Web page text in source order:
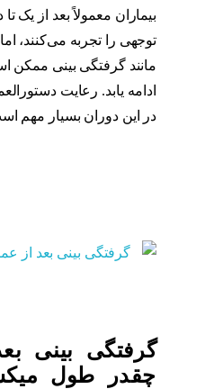
بیماران معمولاً بعد از یک تا
توجهی را تجربه می‌کنند،
مانند گرفتگی بینی ممکن
ادامه یابد. رعایت
در این دوران بسیار مهم
گرفتگی بینی
چقدر طول